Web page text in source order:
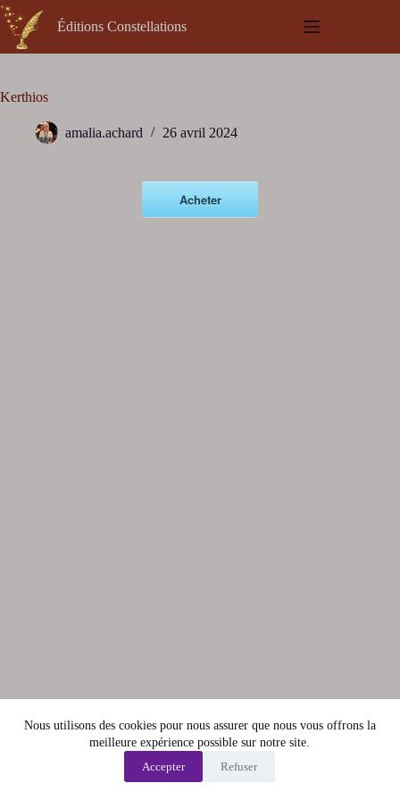
Passer
au
contenu
Nous utilisons des cookies pour nous assurer que nous vous offrons la
meilleure expérience possible sur notre site.
Accepter
Refuser
Éditions Constellations
Kerthios
amalia.achard 26 avril 2024
Acheter